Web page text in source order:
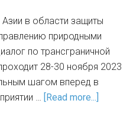
в области защиты
природными
по трансграничной
28-30 ноября 2023
шагом вперед в
… [Read more...]